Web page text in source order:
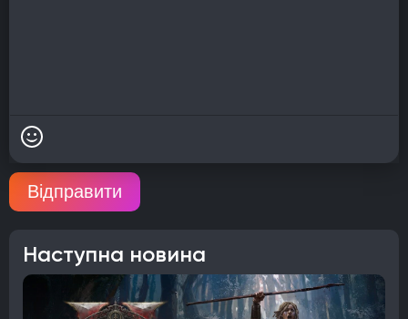
Відправити
Наступна новина